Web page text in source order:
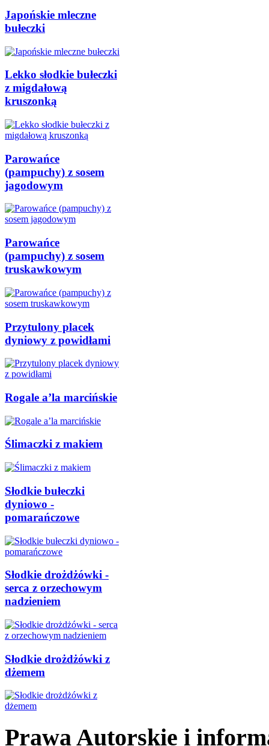
Japońskie mleczne
bułeczki
Lekko słodkie bułeczki
z migdałową
kruszonką
Parowańce
(pampuchy) z sosem
jagodowym
Parowańce
(pampuchy) z sosem
truskawkowym
Przytulony placek
dyniowy z powidłami
Rogale a’la marcińskie
Ślimaczki z makiem
Słodkie bułeczki
dyniowo -
pomarańczowe
Słodkie drożdżówki -
serca z orzechowym
nadzieniem
Słodkie drożdżówki z
dżemem
Prawa Autorskie i